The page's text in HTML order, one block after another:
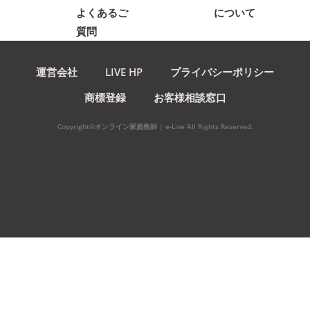
よくあるご
質問
について
運営会社 LIVE HP
プライバシーポリシー
商標登録
お客様相談窓口
Copyright©オンライン家庭教師 | e-Live All Rights Reserved.